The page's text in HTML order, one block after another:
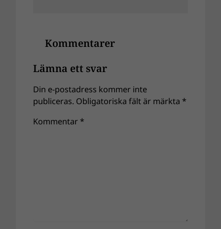
Kommentarer
Lämna ett svar
Din e-postadress kommer inte
publiceras. Obligatoriska fält är märkta *
Kommentar *